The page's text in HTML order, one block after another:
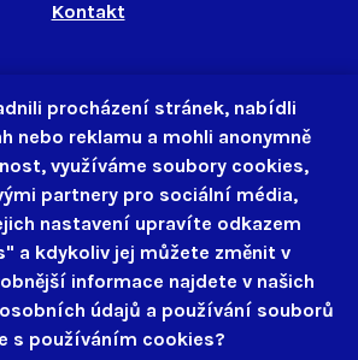
Kontakt
+420 702 018 081
procházení stránek, nabídli
nebo reklamu a mohli anonymně
využíváme soubory cookies,
partnery pro sociální média,
nastavení upravíte odkazem
a kdykoliv jej můžete změnit v
informace najdete v našich
údajů a používání souborů
s používáním cookies?